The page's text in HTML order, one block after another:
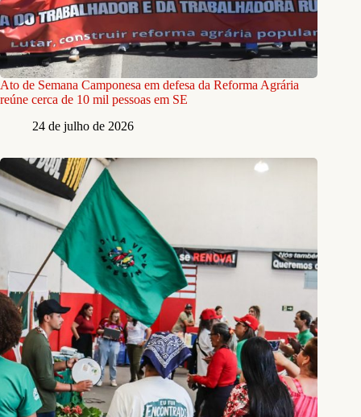
Ato de Semana Camponesa em defesa da Reforma Agrária
reúne cerca de 10 mil pessoas em SE
24 de julho de 2026